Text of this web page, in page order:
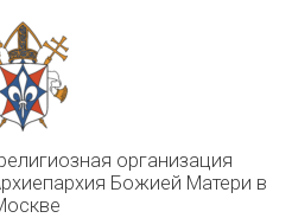
организация
Божией Матери в